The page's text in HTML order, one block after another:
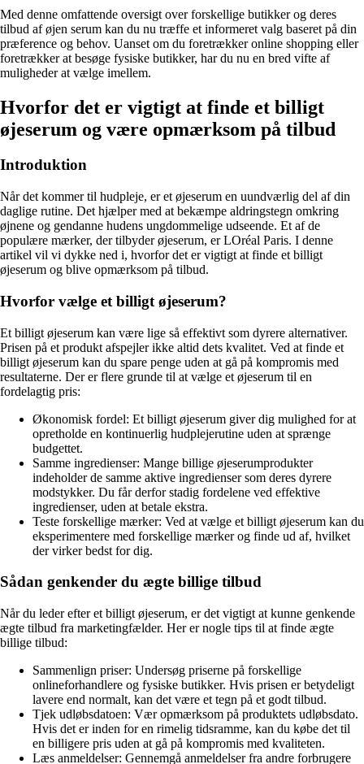
Med denne omfattende oversigt over forskellige butikker og deres
tilbud af øjen serum kan du nu træffe et informeret valg baseret på din
præference og behov. Uanset om du foretrækker online shopping eller
foretrækker at besøge fysiske butikker, har du nu en bred vifte af
muligheder at vælge imellem.
Hvorfor det er vigtigt at finde et billigt
øjeserum og være opmærksom på tilbud
Introduktion
Når det kommer til hudpleje, er et øjeserum en uundværlig del af din
daglige rutine. Det hjælper med at bekæmpe aldringstegn omkring
øjnene og gendanne hudens ungdommelige udseende. Et af de
populære mærker, der tilbyder øjeserum, er LOréal Paris. I denne
artikel vil vi dykke ned i, hvorfor det er vigtigt at finde et billigt
øjeserum og blive opmærksom på tilbud.
Hvorfor vælge et billigt øjeserum?
Et billigt øjeserum kan være lige så effektivt som dyrere alternativer.
Prisen på et produkt afspejler ikke altid dets kvalitet. Ved at finde et
billigt øjeserum kan du spare penge uden at gå på kompromis med
resultaterne. Der er flere grunde til at vælge et øjeserum til en
fordelagtig pris:
Økonomisk fordel: Et billigt øjeserum giver dig mulighed for at
opretholde en kontinuerlig hudplejerutine uden at sprænge
budgettet.
Samme ingredienser: Mange billige øjeserumprodukter
indeholder de samme aktive ingredienser som deres dyrere
modstykker. Du får derfor stadig fordelene ved effektive
ingredienser, uden at betale ekstra.
Teste forskellige mærker: Ved at vælge et billigt øjeserum kan du
eksperimentere med forskellige mærker og finde ud af, hvilket
der virker bedst for dig.
Sådan genkender du ægte billige tilbud
Når du leder efter et billigt øjeserum, er det vigtigt at kunne genkende
ægte tilbud fra marketingfælder. Her er nogle tips til at finde ægte
billige tilbud:
Sammenlign priser: Undersøg priserne på forskellige
onlineforhandlere og fysiske butikker. Hvis prisen er betydeligt
lavere end normalt, kan det være et tegn på et godt tilbud.
Tjek udløbsdatoen: Vær opmærksom på produktets udløbsdato.
Hvis det er inden for en rimelig tidsramme, kan du købe det til
en billigere pris uden at gå på kompromis med kvaliteten.
Læs anmeldelser: Gennemgå anmeldelser fra andre forbrugere